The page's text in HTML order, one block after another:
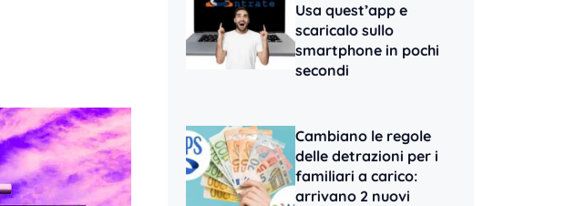
Usa quest’app e
scaricalo sullo
smartphone in pochi
secondi
Cambiano le regole
delle detrazioni per i
familiari a carico:
arrivano 2 nuovi